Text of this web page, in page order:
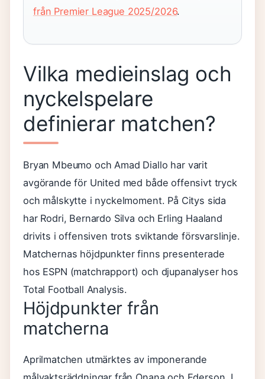
från Premier League 2025/2026.
Vilka medieinslag och
nyckelspelare
definierar matchen?
Bryan Mbeumo och Amad Diallo har varit
avgörande för United med både offensivt tryck
och målskytte i nyckelmoment. På Citys sida
har Rodri, Bernardo Silva och Erling Haaland
drivits i offensiven trots sviktande försvarslinje.
Matchernas höjdpunkter finns presenterade
hos ESPN (matchrapport) och djupanalyser hos
Total Football Analysis.
Höjdpunkter från
matcherna
Aprilmatchen utmärktes av imponerande